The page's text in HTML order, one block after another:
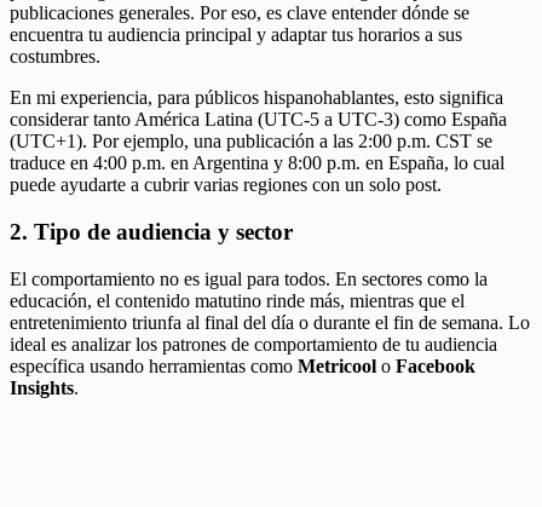
publicaciones generales. Por eso, es clave entender dónde se
encuentra tu audiencia principal y adaptar tus horarios a sus
costumbres.
En mi experiencia, para públicos hispanohablantes, esto significa
considerar tanto América Latina (UTC-5 a UTC-3) como España
(UTC+1). Por ejemplo, una publicación a las 2:00 p.m. CST se
traduce en 4:00 p.m. en Argentina y 8:00 p.m. en España, lo cual
puede ayudarte a cubrir varias regiones con un solo post.
2. Tipo de audiencia y sector
El comportamiento no es igual para todos. En sectores como la
educación, el contenido matutino rinde más, mientras que el
entretenimiento triunfa al final del día o durante el fin de semana. Lo
ideal es analizar los patrones de comportamiento de tu audiencia
específica usando herramientas como Metricool o Facebook
Insights.